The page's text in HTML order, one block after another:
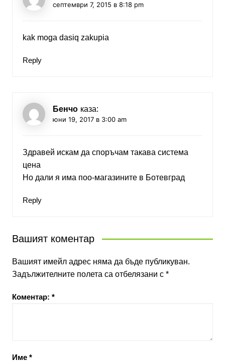
септември 7, 2015 в 8:18 pm
kak moga dasiq zakupia
Reply
Бенчо каза:
юни 19, 2017 в 3:00 am
Здравей искам да споръчам такава система
цена
Но дали я има поо-магазините в Ботевград
Reply
Вашият коментар
Вашият имейл адрес няма да бъде публикуван.
Задължителните полета са отбелязани с *
Коментар: *
Име *